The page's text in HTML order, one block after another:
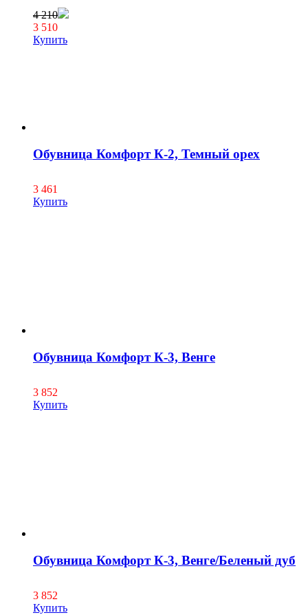
4 210
3 510
Купить
Обувница Комфорт К-2, Темный орех
3 461
Купить
Обувница Комфорт К-3, Венге
3 852
Купить
Обувница Комфорт К-3, Венге/Беленый дуб
3 852
Купить